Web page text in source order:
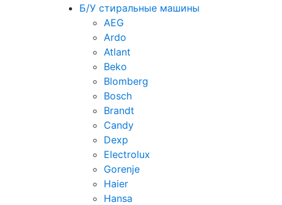
Б/У стиральные машины
AEG
Ardo
Atlant
Beko
Blomberg
Bosch
Brandt
Candy
Dexp
Electrolux
Gorenje
Haier
Hansa